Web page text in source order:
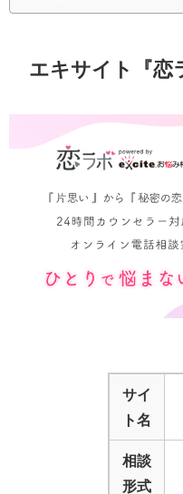
エキサイト『恋
サイ
ト名
相談
形式